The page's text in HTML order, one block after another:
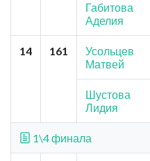
Габитова
Аделия
14 161
Усольцев
Матвей
Шустова
Лидия
1\4 финала